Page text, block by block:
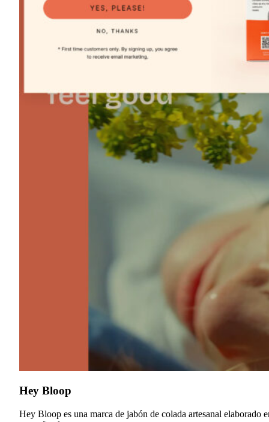
Hey Bloop
Hey Bloop es una marca de jabón de colada artesanal elaborado